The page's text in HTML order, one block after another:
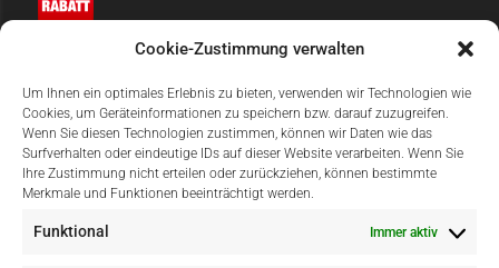
Cookie-Zustimmung verwalten
Um Ihnen ein optimales Erlebnis zu bieten, verwenden wir Technologien wie
Cookies, um Geräteinformationen zu speichern bzw. darauf zuzugreifen.
Wenn Sie diesen Technologien zustimmen, können wir Daten wie das
Surfverhalten oder eindeutige IDs auf dieser Website verarbeiten. Wenn Sie
Ihre Zustimmung nicht erteilen oder zurückziehen, können bestimmte
Merkmale und Funktionen beeinträchtigt werden.
Funktional Immer aktiv
Einfach Online Bezahlen